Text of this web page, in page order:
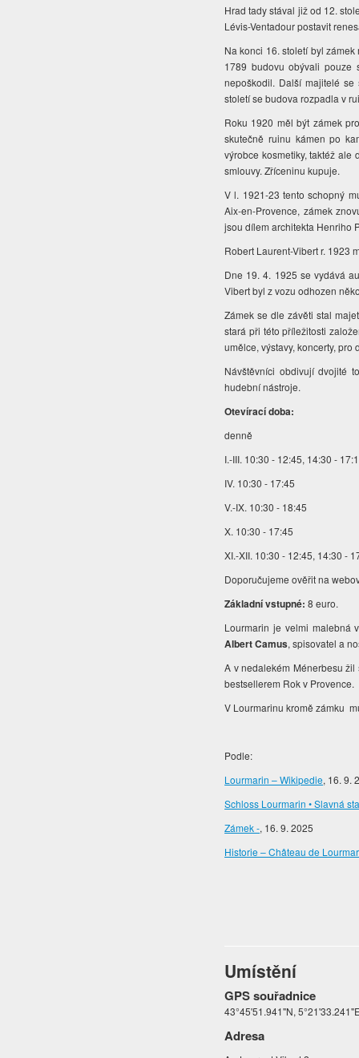
Hrad tady stával již od 12.
Lévis-Ventadour postavit
Na konci 16. století byl
1789 budovu obývali pouze
nepoškodil. Další majitelé
století se budova rozpadla v
Roku 1920 měl být zámek
skutečně ruinu kámen po
výrobce kosmetiky, taktéž ale
smlouvy. Zříceninu kupuje.
V l. 1921-23 tento schopný
Aix-en-Provence, zámek
jsou dílem architekta Henriho
Robert Laurent-Vibert r. 1923
Dne 19. 4. 1925 se vydává
Vibert byl z vozu odhozen
Zámek se dle závěti stal
stará při této příležitosti
umělce, výstavy, koncerty,
Návštěvníci obdivují dvojité
hudební nástroje.
Otevírací doba:
denně
I.-III. 10:30 - 12:45, 14:30 -
IV. 10:30 - 17:45
V.-IX. 10:30 - 18:45
X. 10:30 - 17:45
XI.-XII. 10:30 - 12:45, 14:30 -
Doporučujeme ověřit na
Základní vstupné: 8 euro.
Lourmarin je velmi malebná
Albert Camus, spisovatel a
A v nedalekém Ménerbesu
bestsellerem Rok v Provence.
V Lourmarinu kromě zámku
Podle:
Lourmarin – Wikipedie, 16. 9.
Schloss Lourmarin • Slavná
Zámek -, 16. 9. 2025
Historie – Château de
Umístění
GPS souřadnice
43°45'51.941"N,
Adresa